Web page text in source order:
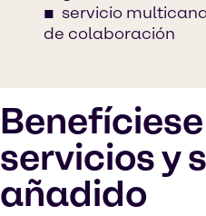
servicio
de colaboración
servicios y
añadido